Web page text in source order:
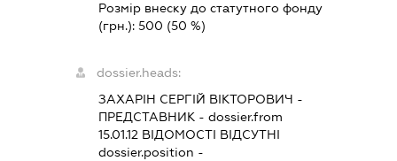
Розмір внеску до статутного фонду
(грн.):500 (50 %)
dossier.heads:
ЗАХАРІН СЕРГІЙ ВІКТОРОВИЧ -
ПРЕДСТАВНИК - dossier.from
15.01.12 ВІДОМОСТІ ВІДСУТНІ
dossier.position -